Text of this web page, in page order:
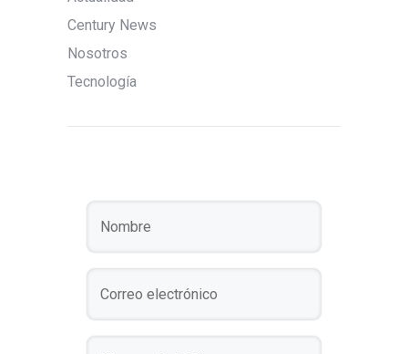
Century News
Nosotros
Tecnología